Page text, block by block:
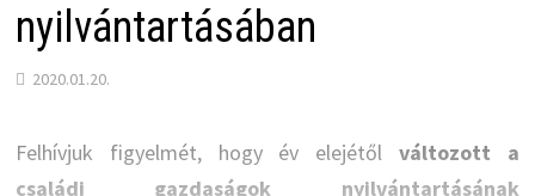
nyilvántartásában
2020.01.20.
Felhívjuk figyelmét, hogy év elejétőlváltozott a
családi gazdaságok nyilvántartásának